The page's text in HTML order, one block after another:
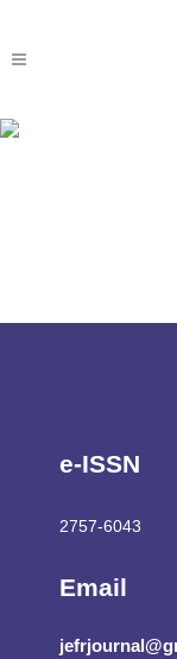
e-ISSN
2757-6043
Email